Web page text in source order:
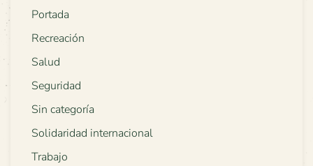
Portada
Recreación
Salud
Seguridad
Sin categoría
Solidaridad internacional
Trabajo